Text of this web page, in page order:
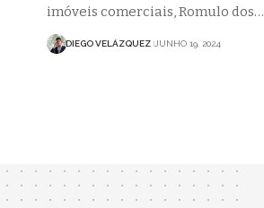
imóveis comerciais, Romulo dos…
DIEGO VELÁZQUEZ JUNHO 19, 2024